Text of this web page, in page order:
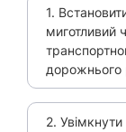
1.
миготливий
дорожнього
2. Увімкнути